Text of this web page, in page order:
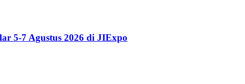
5-7 Agustus 2026 di JIExpo